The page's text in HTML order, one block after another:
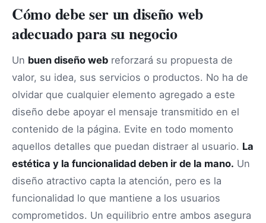
Cómo debe ser un diseño web
adecuado para su negocio
Un buen diseño web reforzará su propuesta de
valor, su idea, sus servicios o productos. No ha de
olvidar que cualquier elemento agregado a este
diseño debe apoyar el mensaje transmitido en el
contenido de la página. Evite en todo momento
aquellos detalles que puedan distraer al usuario. La
estética y la funcionalidad deben ir de la mano. Un
diseño atractivo capta la atención, pero es la
funcionalidad lo que mantiene a los usuarios
comprometidos. Un equilibrio entre ambos asegura